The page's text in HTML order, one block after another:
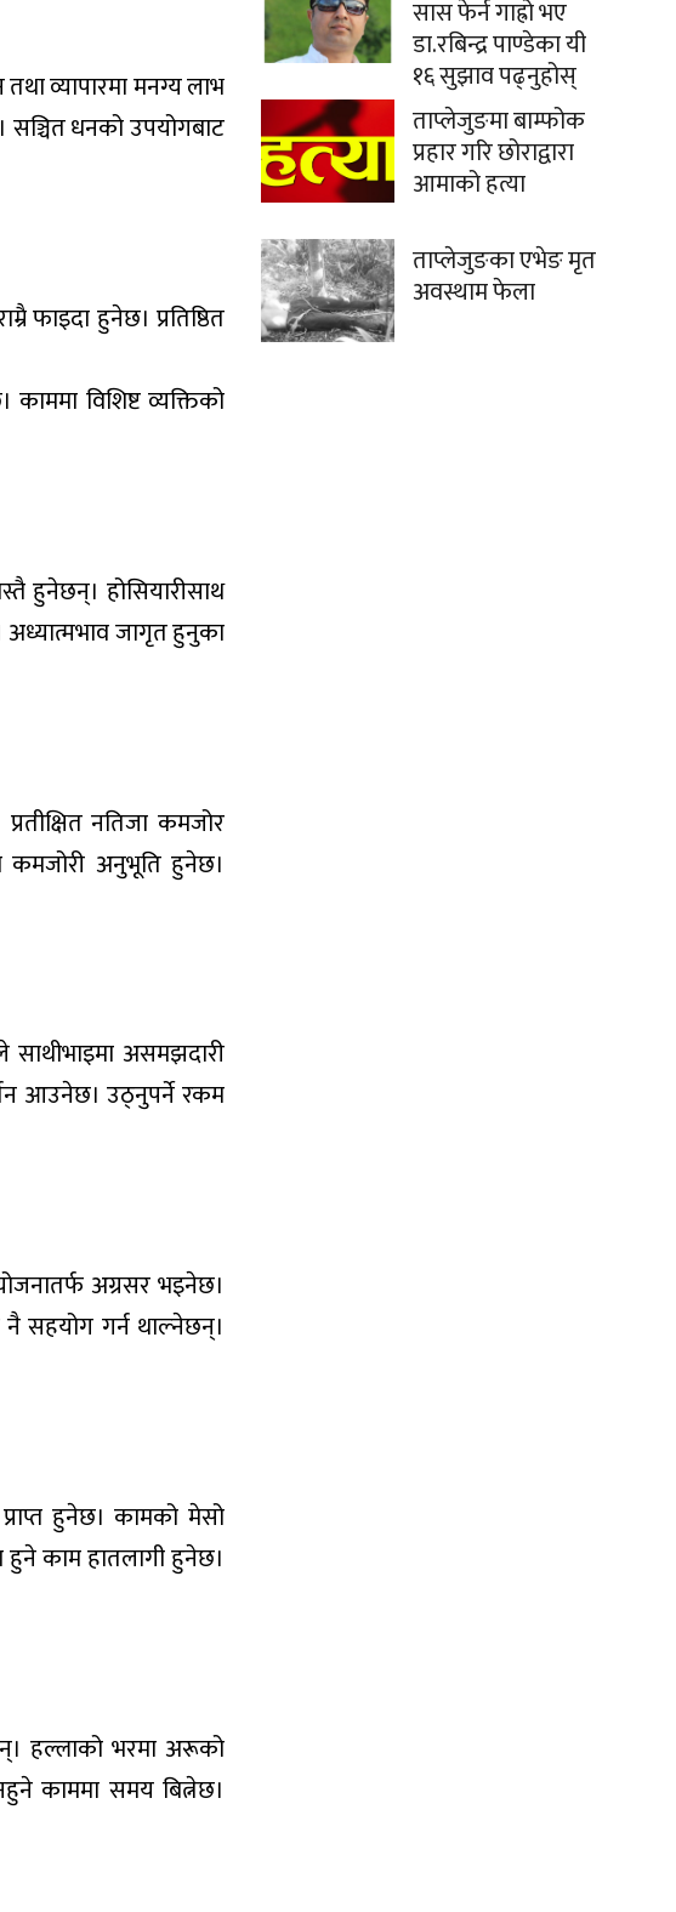
व्यापारमा मनग्य लाभ
सञ्चित धनको उपयोगबाट
फाइदा हुनेछ। प्रतिष्ठित
विशिष्ट व्यक्तिको
हुनेछन्। होसियारीसाथ
जागृत हुनुका
नतिजा कमजोर
कमजोरी अनुभूति हुनेछ।
असमझदारी
आउनेछ। उठ्नुपर्ने रकम
अग्रसर भइनेछ।
सहयोग गर्न थाल्नेछन्।
हुनेछ। कामको मेसो
हुने काम हातलागी हुनेछ।
हल्लाको भरमा अरूको
काममा समय बित्नेछ।
सास फेर्न गाह्रो भए
डा.रबिन्द्र पाण्डेका यी
१६ सुझाव पढ्नुहोस्
ताप्लेजुङमा बाम्फोक
प्रहार गरि छोराद्वारा
आमाको हत्या
ताप्लेजुङका एभेङ मृत
अवस्थाम फेला